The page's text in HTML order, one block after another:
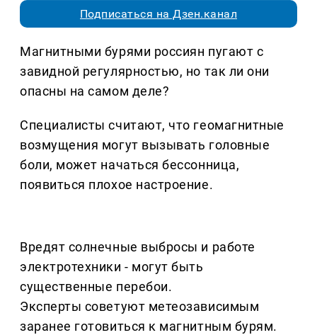
Подписаться на Дзен.канал
Магнитными бурями россиян пугают с
завидной регулярностью, но так ли они
опасны на самом деле?
Специалисты считают, что геомагнитные
возмущения могут вызывать головные
боли, может начаться бессонница,
появиться плохое настроение.
Вредят солнечные выбросы и работе
электротехники - могут быть
существенные перебои.
Эксперты советуют метеозависимым
заранее готовиться к магнитным бурям.